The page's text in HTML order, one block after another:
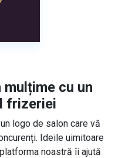
cu un
frizeriei
logo de salon care vă
Ideile uimitoare
noastră îi ajută